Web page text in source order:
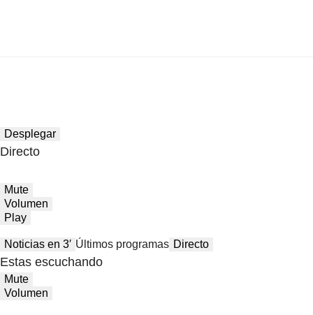
Desplegar
Directo
Mute
Volumen
Play
Noticias en 3′ Últimos programas Directo
Estas escuchando
Mute
Volumen